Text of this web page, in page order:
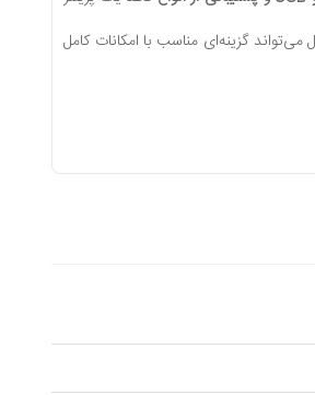
گزینه‌ای مناسب با امکانات کامل